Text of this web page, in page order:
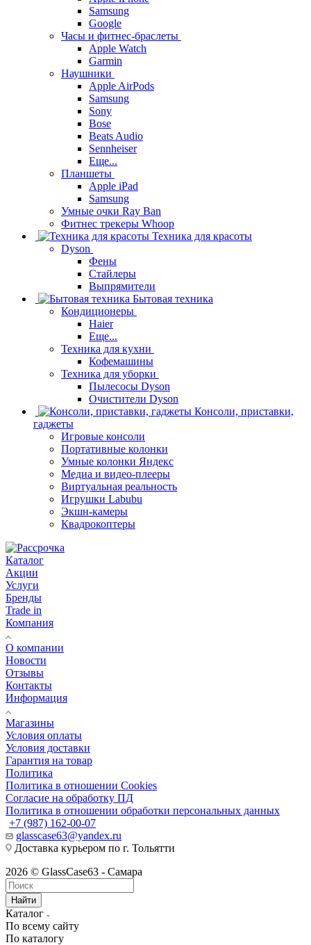
Samsung
Google
Часы и фитнес-браслеты
Apple Watch
Garmin
Наушники
Apple AirPods
Samsung
Sony
Bose
Beats Audio
Sennheiser
Еще...
Планшеты
Apple iPad
Samsung
Умные очки Ray Ban
Фитнес трекеры Whoop
Техника для красоты
Dyson
Фены
Стайлеры
Выпрямители
Бытовая техника
Кондиционеры
Haier
Еще...
Техника для кухни
Кофемашины
Техника для уборки
Пылесосы Dyson
Очистители Dyson
Консоли, приставки,
гаджеты
Игровые консоли
Портативные колонки
Умные колонки Яндекс
Медиа и видео-плееры
Виртуальная реальность
Игрушки Labubu
Экшн-камеры
Квадрокоптеры
Каталог
Акции
Услуги
Бренды
Trade in
Компания
О компании
Новости
Отзывы
Контакты
Информация
Магазины
Условия оплаты
Условия доставки
Гарантия на товар
Политика
Политика в отношении Cookies
Согласие на обработку ПД
Политика в отношении обработки персональных данных
+7 (987) 162-00-07
glasscase63@yandex.ru
Доставка курьером по г. Тольятти
2026 © GlassCase63 - Самара
Найти
Каталог
По всему сайту
По каталогу